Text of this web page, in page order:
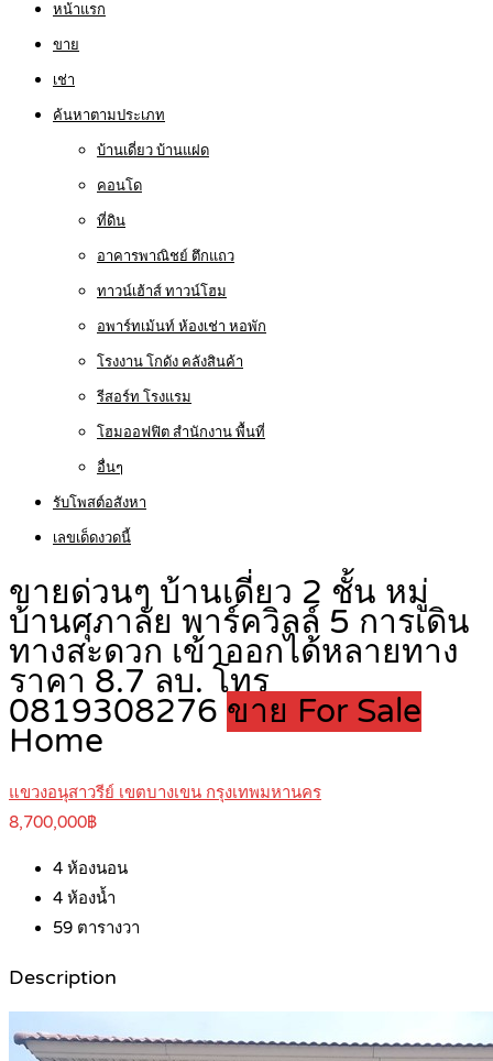
หน้าแรก
ขาย
เช่า
ค้นหาตามประเภท
บ้านเดี่ยว บ้านแฝด
คอนโด
ที่ดิน
อาคารพาณิชย์ ตึกแถว
ทาวน์เฮ้าส์ ทาวน์โฮม
อพาร์ทเม้นท์ ห้องเช่า หอพัก
โรงงาน โกดัง คลังสินค้า
รีสอร์ท โรงแรม
โฮมออฟฟิต สำนักงาน พื้นที่
อื่นๆ
รับโพสต์อสังหา
เลขเด็ดงวดนี้
ขายด่วนๆ บ้านเดี่ยว 2 ชั้น หมู่
บ้านศุภาลัย พาร์ควิลล์ 5 การเดิน
ทางสะดวก เข้าออกได้หลายทาง
ราคา 8.7 ลบ. โทร
0819308276 ขาย For Sale
Home
แขวงอนุสาวรีย์ เขตบางเขน กรุงเทพมหานคร
8,700,000฿
4 ห้องนอน
4 ห้องน้ำ
59 ตารางวา
Description